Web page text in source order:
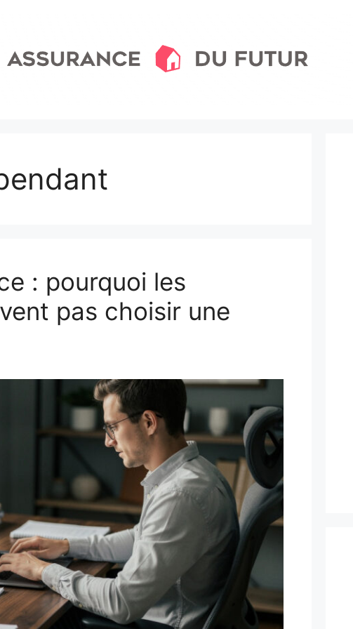
: pourquoi les
pas choisir une